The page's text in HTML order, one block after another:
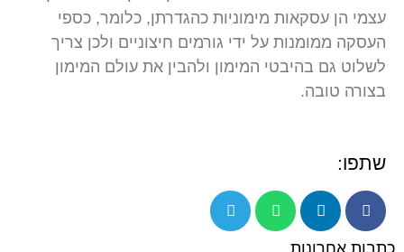
עצמי הן עסקאות מימוניות כהגדרתן, כלומר, כספי
העסקה ממומנות על ידי גורמים חיצוניים ולכן צריך
לשלוט גם בהיבטי המימון ולהבין את עולם המימון
בצורה טובה.
שתפו:
כתבות אחרונות